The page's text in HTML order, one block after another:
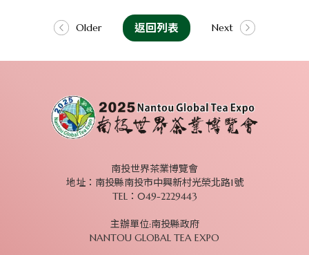
Older 返回列表 Next
南投世界茶業博覽會
地址： 南投縣南投市中興新村光榮北路1號
TEL：049-2229443
主辦單位:南投縣政府
NANTOU GLOBAL TEA EXPO